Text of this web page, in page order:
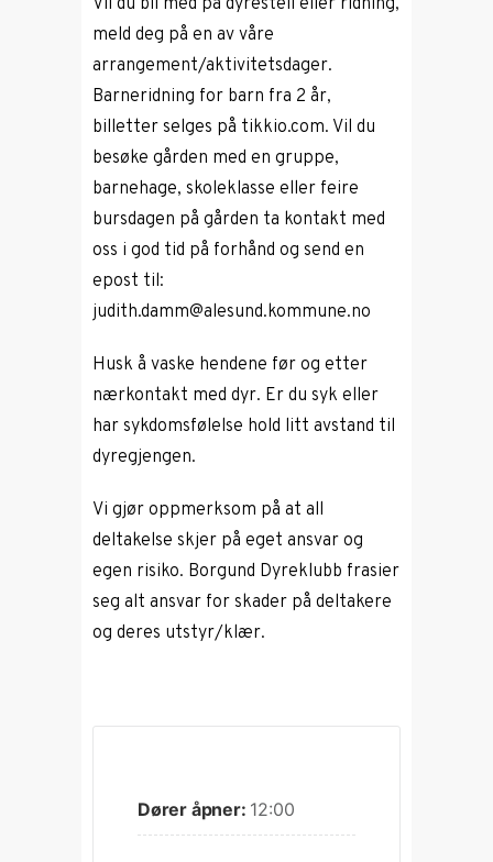
Vil du bli med på dyrestell eller ridning,
meld deg på en av våre
arrangement/aktivitetsdager.
Barneridning for barn fra 2 år,
billetter selges på tikkio.com. Vil du
besøke gården med en gruppe,
barnehage, skoleklasse eller feire
bursdagen på gården ta kontakt med
oss i god tid på forhånd og send en
epost til:
judith.damm@alesund.kommune.no
Husk å vaske hendene før og etter
nærkontakt med dyr. Er du syk eller
har sykdomsfølelse hold litt avstand til
dyregjengen.
Vi gjør oppmerksom på at all
deltakelse skjer på eget ansvar og
egen risiko. Borgund Dyreklubb frasier
seg alt ansvar for skader på deltakere
og deres utstyr/klær.
Dører åpner: 12:00